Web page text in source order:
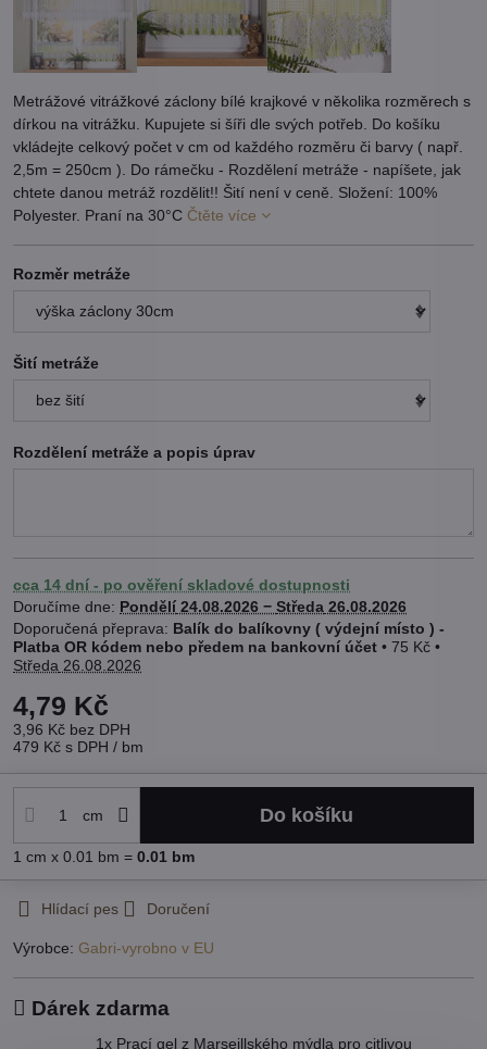
Metrážové vitrážkové záclony bílé krajkové v několika rozměrech s
dírkou na vitrážku. Kupujete si šíři dle svých potřeb. Do košíku
vkládejte celkový počet v cm od každého rozměru či barvy ( např.
2,5m = 250cm ). Do rámečku - Rozdělení metráže - napíšete, jak
chtete danou metráž rozdělit!! Šití není v ceně. Složení: 100%
Polyester. Praní na 30°C Čtěte více
Rozměr metráže
Šití metráže
Rozdělení metráže a popis úprav
cca 14 dní - po ověření skladové dostupnosti
Doručíme dne: Pondělí 24.08.2026 − Středa 26.08.2026
Balík do balíkovny ( výdejní místo ) -
Platba OR kódem nebo předem na bankovní účet • 75 Kč •
Středa 26.08.2026
4,79 Kč
3,96 Kč bez DPH
479 Kč s DPH / bm
cm Do košíku
1 cm x 0.01 bm = 0.01 bm
Hlídací pes Doručení
Výrobce: Gabri-vyrobno v EU
Dárek zdarma
1x Prací gel z Marseillského mýdla pro citlivou